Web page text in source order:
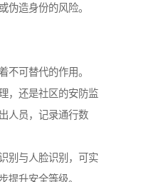
伪造身份的风险。
不可替代的作用。
，还是社区的安防监
人员，记录通行数
别与人脸识别，可实
提升安全等级。